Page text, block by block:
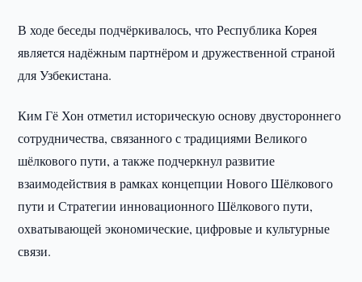
В ходе беседы подчёркивалось, что Республика Корея
является надёжным партнёром и дружественной страной
для Узбекистана.
Ким Гё Хон отметил историческую основу двустороннего
сотрудничества, связанного с традициями Великого
шёлкового пути, а также подчеркнул развитие
взаимодействия в рамках концепции Нового Шёлкового
пути и Стратегии инновационного Шёлкового пути,
охватывающей экономические, цифровые и культурные
связи.